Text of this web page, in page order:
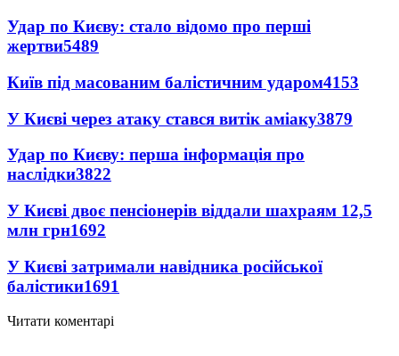
Удар по Києву: стало відомо про перші
жертви5489
Київ під масованим балістичним ударом4153
У Києві через атаку стався витік аміаку3879
Удар по Києву: перша інформація про
наслідки3822
У Києві двоє пенсіонерів віддали шахраям 12,5
млн грн1692
У Києві затримали навідника російської
балістики1691
Читати коментарі